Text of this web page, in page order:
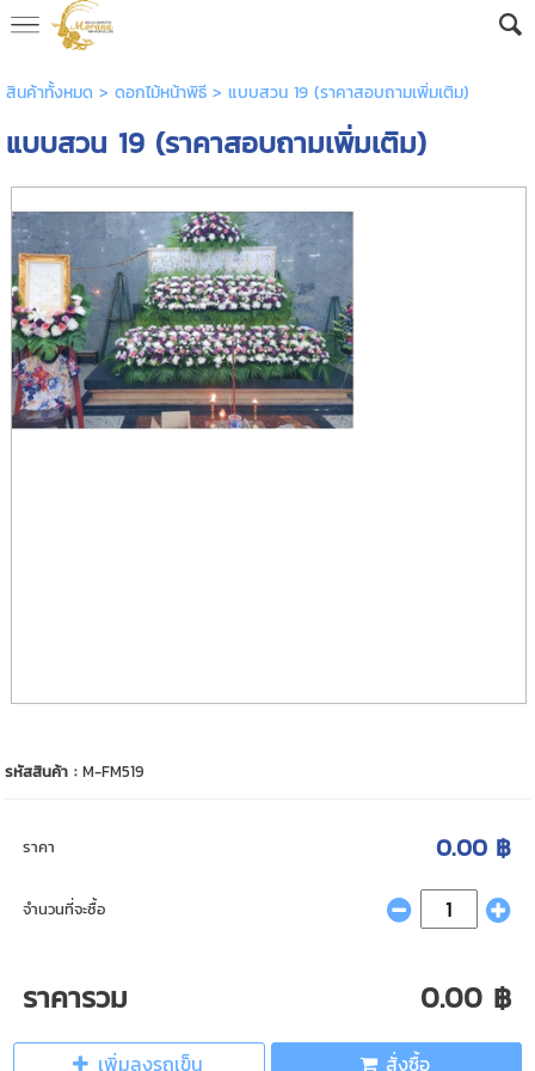
AW-16592682605
สินค้าทั้งหมด > ดอกไม้หน้าพิธี> แบบสวน 19 (ราคาสอบถามเพิ่มเติม)
แบบสวน 19 (ราคาสอบถามเพิ่มเติม)
รหัสสินค้า :M-FM519
ราคา 0.00 ฿
จำนวนที่จะซื้อ
ราคารวม 0.00 ฿
เพิ่มลงรถเข็น สั่งซื้อ